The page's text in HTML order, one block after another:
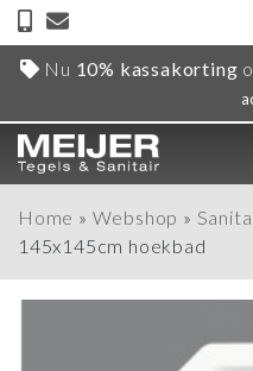
Nu 10% kassakorting
Home » Webshop »
145x145cm hoekbad